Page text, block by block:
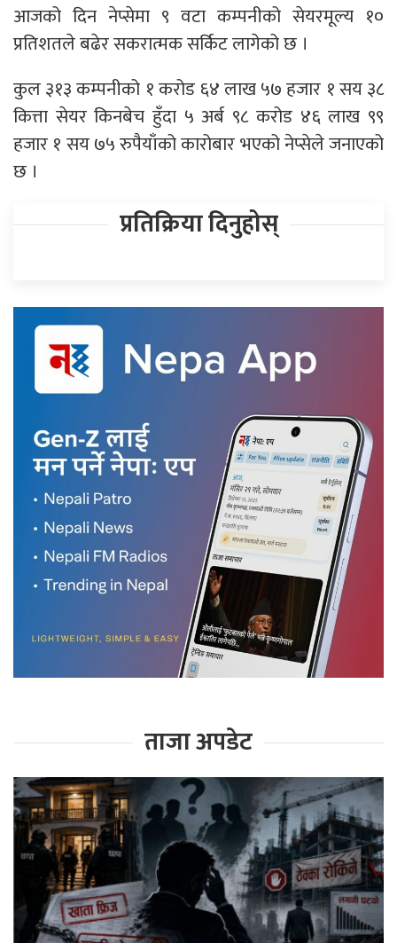
आजको दिन नेप्सेमा ९ वटा कम्पनीको सेयरमूल्य १०
प्रतिशतले बढेर सकरात्मक सर्किट लागेको छ ।
कुल ३१३ कम्पनीको १ करोड ६४ लाख ५७ हजार १ सय ३८
कित्ता सेयर किनबेच हुँदा ५ अर्ब ९८ करोड ४६ लाख ९९
हजार १ सय ७५ रुपैयाँको कारोबार भएको नेप्सेले जनाएको
छ ।
प्रतिक्रिया दिनुहोस्
ताजा अपडेट